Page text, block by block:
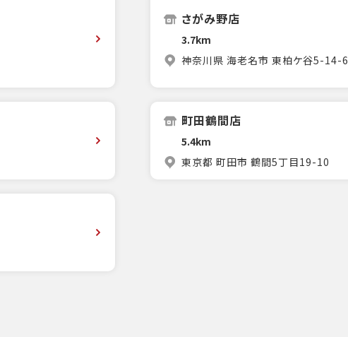
さがみ野店
3.7km
神奈川県 海老名市 東柏ケ谷5-14-6
町田鶴間店
5.4km
東京都 町田市 鶴間5丁目19-10